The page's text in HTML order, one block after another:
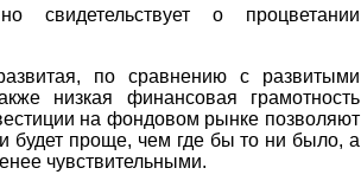
свидетельствует о процветании
по сравнению с развитыми
низкая финансовая грамотность
на фондовом рынке позволяют
будет проще, чем где бы то ни было, а
чувствительными.